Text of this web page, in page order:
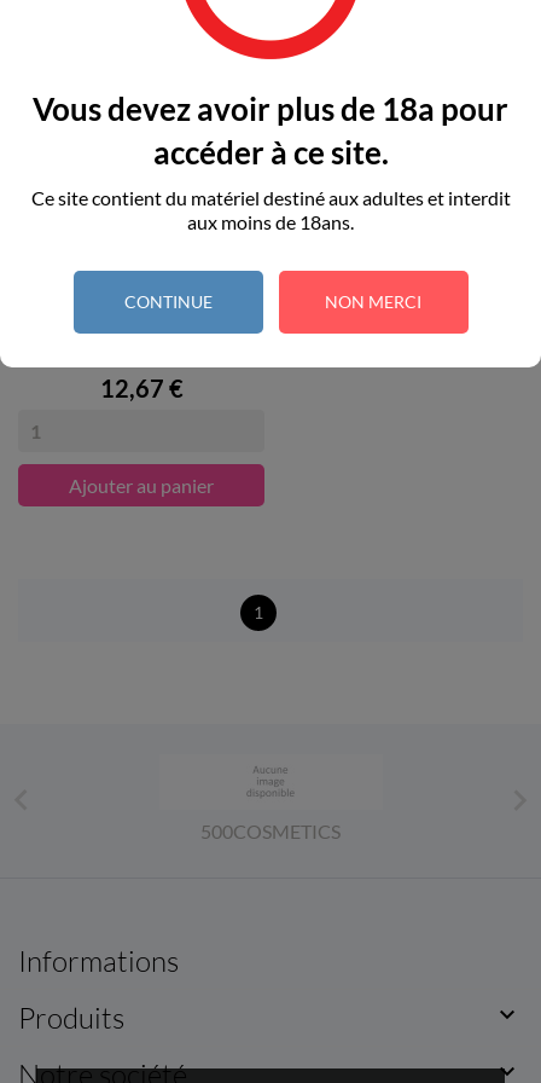
Vous devez avoir plus de 18a pour
accéder à ce site.
Ce site contient du matériel destiné aux adultes et interdit
aux moins de 18ans.
CONTINUE NON MERCI
Prix
12,67 €
Ajouter au panier
1
500COSMETICS
Informations
Produits

Notre société 